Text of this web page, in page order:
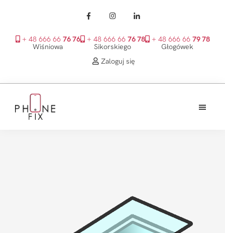
+ 48 666 66 76 76
Wiśniowa
+ 48 666 66 76 78
Sikorskiego
+ 48 666 66 79 78
Głogówek
Zaloguj się
głównego